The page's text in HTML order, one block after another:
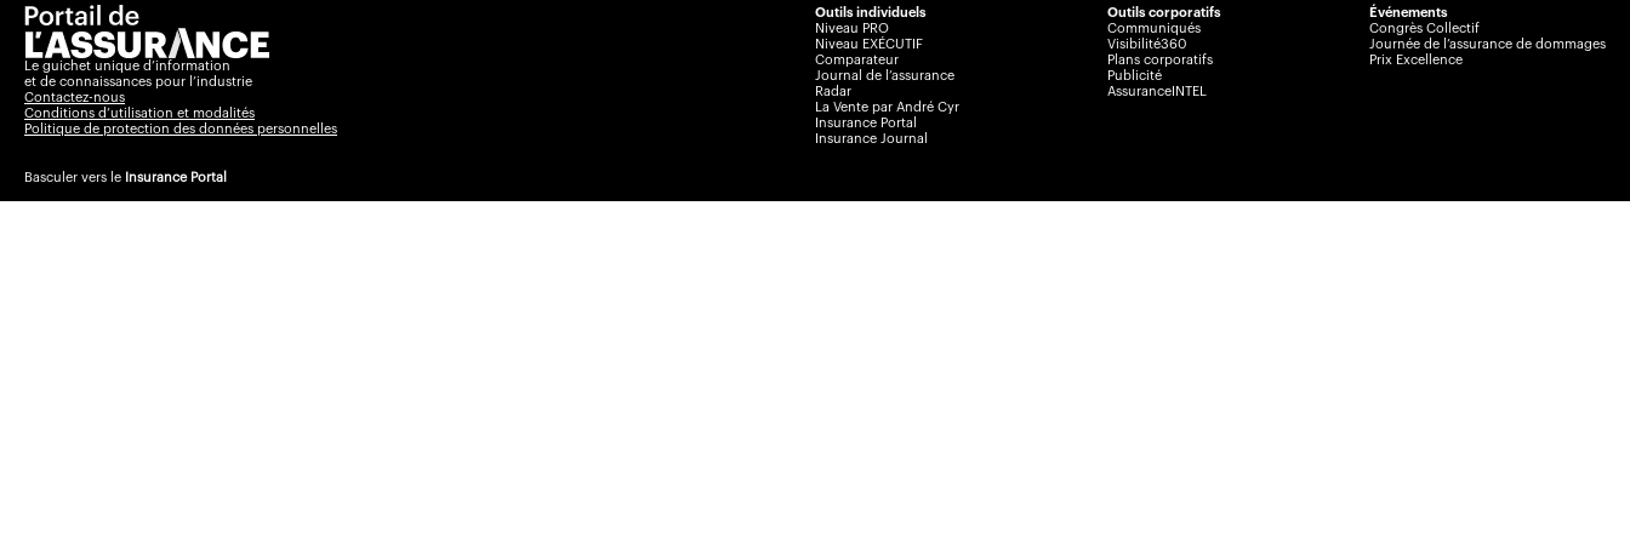
Le guichet unique d’information
et de connaissances pour l’industrie
Contactez-nous
Conditions d’utilisation et modalités
Politique de protection des données personnelles
Basculer vers le Insurance Portal
Outils individuels
Niveau PRO
Niveau EXÉCUTIF
Comparateur
Journal de l’assurance
Radar
La Vente par André Cyr
Insurance Portal
Insurance Journal
Outils corporatifs
Communiqués
Visibilité360
Plans corporatifs
Publicité
AssuranceINTEL
Événements
Congrès Collectif
Journée de l’assurance de dommages
Prix Excellence